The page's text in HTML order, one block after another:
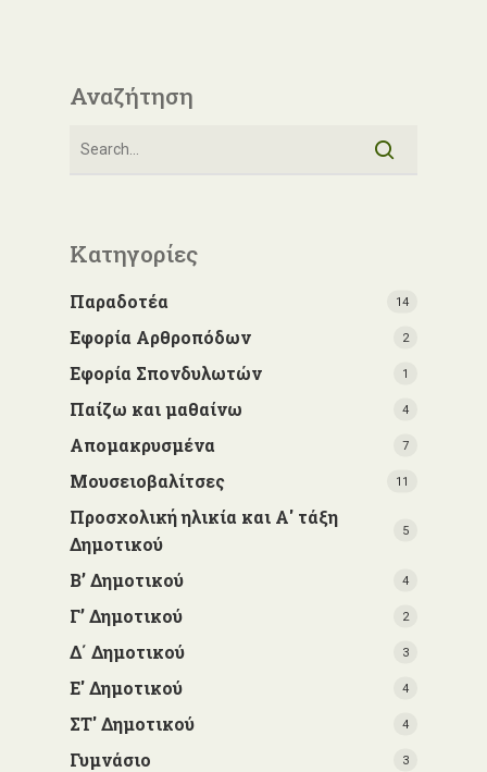
Αναζήτηση
Κατηγορίες
Παραδοτέα 14
Εφορία Αρθροπόδων 2
Εφορία Σπονδυλωτών 1
Παίζω και μαθαίνω 4
Απομακρυσμένα 7
Μουσειοβαλίτσες 11
Προσχολική ηλικία και Α' τάξη
Δημοτικού
5
Β’ Δημοτικού 4
Γ’ Δημοτικού 2
Δ΄ Δημοτικού 3
Ε' Δημοτικού 4
ΣΤ' Δημοτικού 4
Γυμνάσιο 3